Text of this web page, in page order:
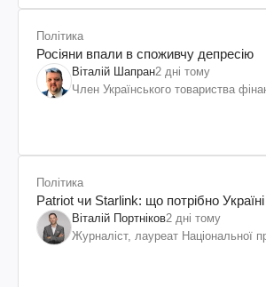
Політика
Росіяни впали в споживчу депресію
Віталій Шапран2 дні тому
Член Українського товариства
Політика
Patriot чи Starlink: що потрібно Україні
Віталій Портніков2 дні тому
Журналіст, лауреат Національної